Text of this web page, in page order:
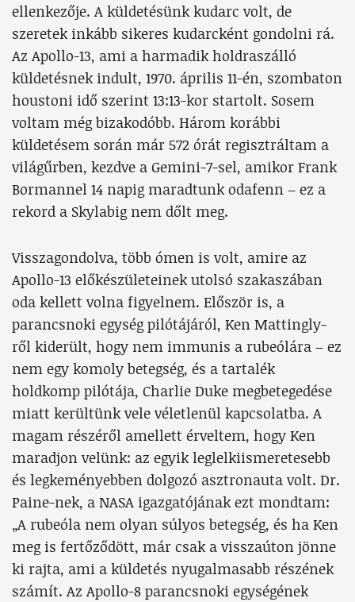
ellenkezője. A küldetésünk kudarc volt, de
szeretek inkább sikeres kudarcként gondolni rá.
Az Apollo-13, ami a harmadik holdraszálló
küldetésnek indult, 1970. április 11-én, szombaton
houstoni idő szerint 13:13-kor startolt. Sosem
voltam még bizakodóbb. Három korábbi
küldetésem során már 572 órát regisztráltam a
világűrben, kezdve a Gemini-7-sel, amikor Frank
Bormannel 14 napig maradtunk odafenn – ez a
rekord a Skylabig nem dőlt meg.
Visszagondolva, több ómen is volt, amire az
Apollo-13 előkészületeinek utolsó szakaszában
oda kellett volna figyelnem. Először is, a
parancsnoki egység pilótájáról, Ken Mattingly-
ről kiderült, hogy nem immunis a rubeólára – ez
nem egy komoly betegség, és a tartalék
holdkomp pilótája, Charlie Duke megbetegedése
miatt kerültünk vele véletlenül kapcsolatba. A
magam részéről amellett érveltem, hogy Ken
maradjon velünk: az egyik leglelkiismeretesebb
és legkeményebben dolgozó asztronauta volt. Dr.
Paine-nek, a NASA igazgatójának ezt mondtam:
„A rubeóla nem olyan súlyos betegség, és ha Ken
meg is fertőződött, már csak a visszaúton jönne
ki rajta, ami a küldetés nyugalmasabb részének
számít. Az Apollo-8 parancsnoki egységének